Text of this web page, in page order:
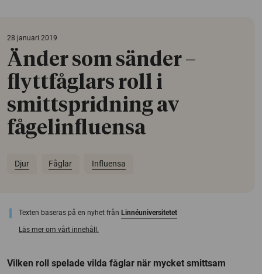
28 januari 2019
Änder som sänder –
flyttfåglars roll i
smittspridning av
fågelinfluensa
Djur Fåglar Influensa
Texten baseras på en nyhet från Linnéuniversitetet
Läs mer om vårt innehåll.
Vilken roll spelade vilda fåglar när mycket smittsam